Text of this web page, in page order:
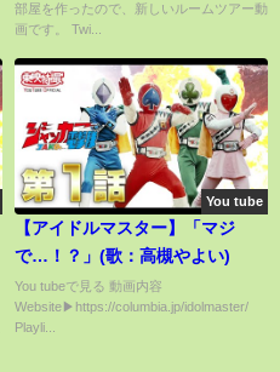
部屋を作ったので、新しいルームツアー動
画です。 Twi...
You tube
【アイドルマスター】「マジ
で…！？」(歌：高槻やよい)
You tubeで見る 動画内容
Website▶https://columbia.jp/idolmaster/
Playli...